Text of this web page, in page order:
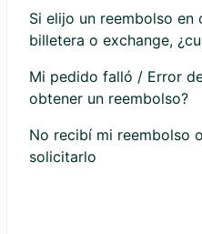
Si elijo un reembolso en
billetera o exchange,
Mi pedido falló / Error
obtener un reembolso?
No recibí mi reembolso
solicitarlo